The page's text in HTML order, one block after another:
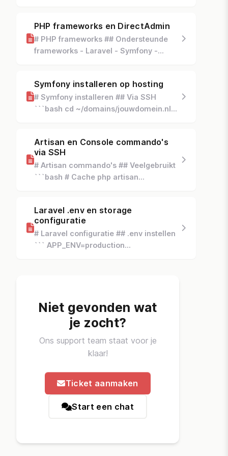
```bash # Dependencies installer...
PHP frameworks en DirectAdmin
# PHP frameworks ## Ondersteunde
frameworks - Laravel - Symfony -
(https://www.theory7.net/suppo...
Symfony installeren op hosting
# Symfony installeren ## Via SSH
```bash cd ~/domains/jouwdomein.nl
server/composer-gebruiken-via-ssh)
cr...
Artisan en Console commando's
via SSH
# Artisan commando's ## Veelgebruikt
```bash # Cache php artisan
view:cache # Data...
Laravel .env en storage
configuratie
# Laravel configuratie ## .env instellen
``` APP_ENV=production
Niet gevonden wat
je zocht?
Ons support team staat voor je
klaar!
Ticket aanmaken
Start een chat